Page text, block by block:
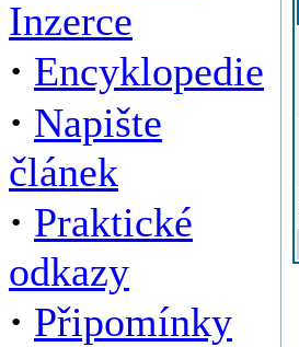
Inzerce
· Encyklopedie
· Napište
článek
· Praktické
odkazy
· Připomínky